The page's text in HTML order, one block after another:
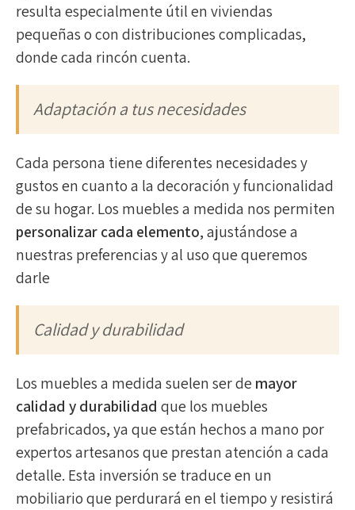
resulta especialmente útil en viviendas
pequeñas o con distribuciones complicadas,
donde cada rincón cuenta.
Adaptación a tus necesidades
Cada persona tiene diferentes necesidades y
gustos en cuanto a la decoración y funcionalidad
de su hogar. Los muebles a medida nos permiten
personalizar cada elemento, ajustándose a
nuestras preferencias y al uso que queremos
darle
Calidad y durabilidad
Los muebles a medida suelen ser demayor
calidad y durabilidadque los muebles
prefabricados, ya que están hechos a mano por
expertos artesanos que prestan atención a cada
detalle. Esta inversión se traduce en un
mobiliario que perdurará en el tiempo y resistirá